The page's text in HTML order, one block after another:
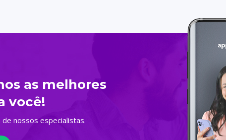
as melhores
você!
de nossos especialistas.